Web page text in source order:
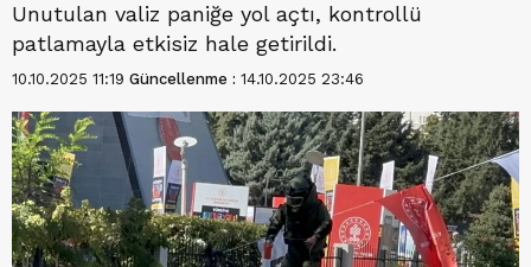
Unutulan valiz paniğe yol açtı, kontrollü
patlamayla etkisiz hale getirildi.
10.10.2025 11:19 Güncellenme : 14.10.2025 23:46